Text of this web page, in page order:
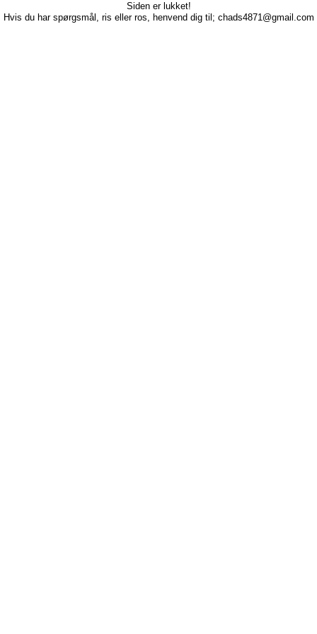
Siden er lukket!
Hvis du har spørgsmål, ris eller ros, henvend dig til; chads4871@gmail.com